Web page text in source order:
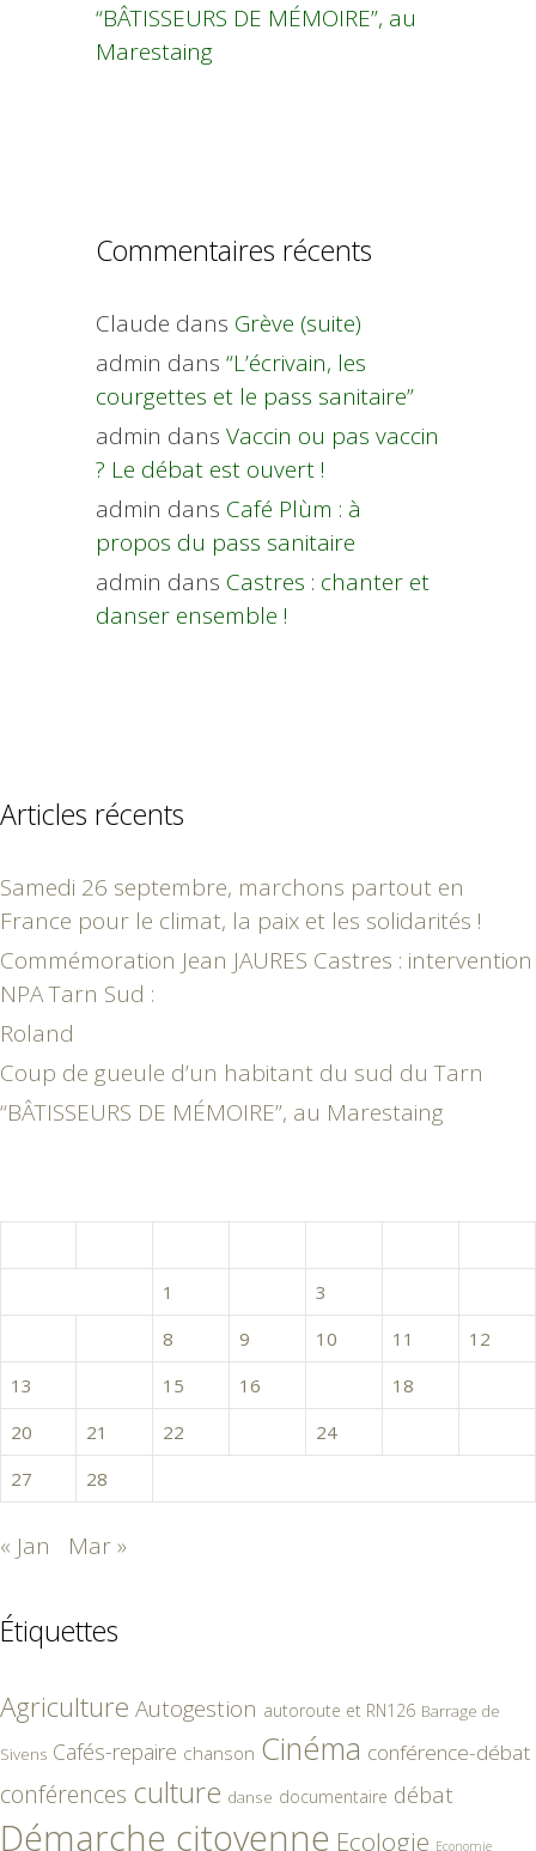
“BÂTISSEURS DE MÉMOIRE”, au
Marestaing
Commentaires récents
Claude dans Grève (suite)
admin dans “L’écrivain, les
courgettes et le pass sanitaire”
admin dans Vaccin ou pas vaccin
? Le débat est ouvert !
admin dans Café Plùm : à
propos du pass sanitaire
admin dans Castres : chanter et
danser ensemble !
Articles récents
Samedi 26 septembre, marchons partout en
France pour le climat, la paix et les solidarités !
Commémoration Jean JAURES Castres : intervention
NPA Tarn Sud :
Roland
Coup de gueule d’un habitant du sud du Tarn
“BÂTISSEURS DE MÉMOIRE”, au Marestaing
1
3
8 9 10 11
12
13
15 16 18
20
21 22 24
27
28
« Jan Mar »
Étiquettes
Agriculture Autogestion autoroute et RN126 Barrage de
Sivens Cafés-repaire chanson Cinéma conférence-débat
conférences culture danse documentaire débat
Démarche citoyenne Ecologie Economie